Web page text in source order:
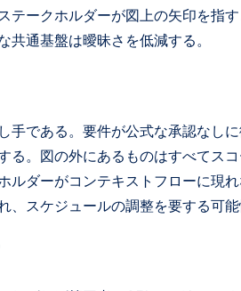
テークホルダーが図上の矢印を指
通基盤は曖昧さを低減する。
手である。要件が公式な承認なし
る。図の外にあるものはすべてス
ルダーがコンテキストフローに現
スケジュールの調整を要する可能